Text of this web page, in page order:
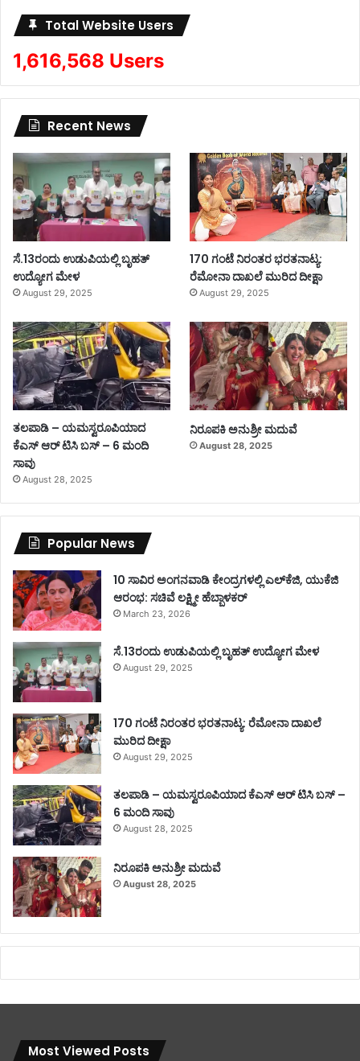
Total Website Users
1,616,568 Users
Recent News
ಸೆ.13ರಂದು ಉಡುಪಿಯಲ್ಲಿ ಬೃಹತ್
ಉದ್ಯೋಗ ಮೇಳ
August 29, 2025
170 ಗಂಟೆ ನಿರಂತರ ಭರತನಾಟ್ಯ:
ರೆಮೋನಾ ದಾಖಲೆ ಮುರಿದ ದೀಕ್ಷಾ
August 29, 2025
ತಲಪಾಡಿ – ಯಮಸ್ವರೂಪಿಯಾದ
ಕೆಎಸ್ ಆರ್ ಟಿಸಿ ಬಸ್ – 6 ಮಂದಿ
ಸಾವು
August 28, 2025
ನಿರೂಪಕಿ ಅನುಶ್ರೀ ಮದುವೆ
August 28, 2025
Popular News
10 ಸಾವಿರ ಅಂಗನವಾಡಿ ಕೇಂದ್ರಗಳಲ್ಲಿ ಎಲ್‌ಕೆಜಿ, ಯುಕೆಜಿ
ಆರಂಭ: ಸಚಿವೆ ಲಕ್ಷ್ಮೀ ಹೆಬ್ಬಾಳಕರ್
March 23, 2026
ಸೆ.13ರಂದು ಉಡುಪಿಯಲ್ಲಿ ಬೃಹತ್ ಉದ್ಯೋಗ ಮೇಳ
August 29, 2025
170 ಗಂಟೆ ನಿರಂತರ ಭರತನಾಟ್ಯ: ರೆಮೋನಾ ದಾಖಲೆ
ಮುರಿದ ದೀಕ್ಷಾ
August 29, 2025
ತಲಪಾಡಿ – ಯಮಸ್ವರೂಪಿಯಾದ ಕೆಎಸ್ ಆರ್ ಟಿಸಿ ಬಸ್ –
6 ಮಂದಿ ಸಾವು
August 28, 2025
ನಿರೂಪಕಿ ಅನುಶ್ರೀ ಮದುವೆ
August 28, 2025
Most Viewed Posts